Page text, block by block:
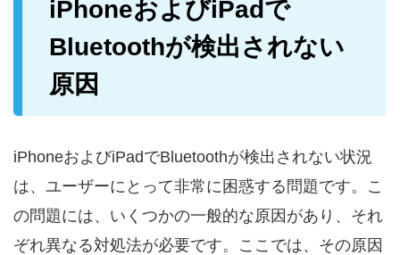
iPhoneおよびiPadで
Bluetoothが検出されない
原因
iPhoneおよびiPadでBluetoothが検出されない状況
は、ユーザーにとって非常に困惑する問題です。こ
の問題には、いくつかの一般的な原因があり、それ
ぞれ異なる対処法が必要です。ここでは、その原因